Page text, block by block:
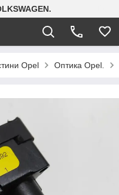
Opel Оптика Opel.